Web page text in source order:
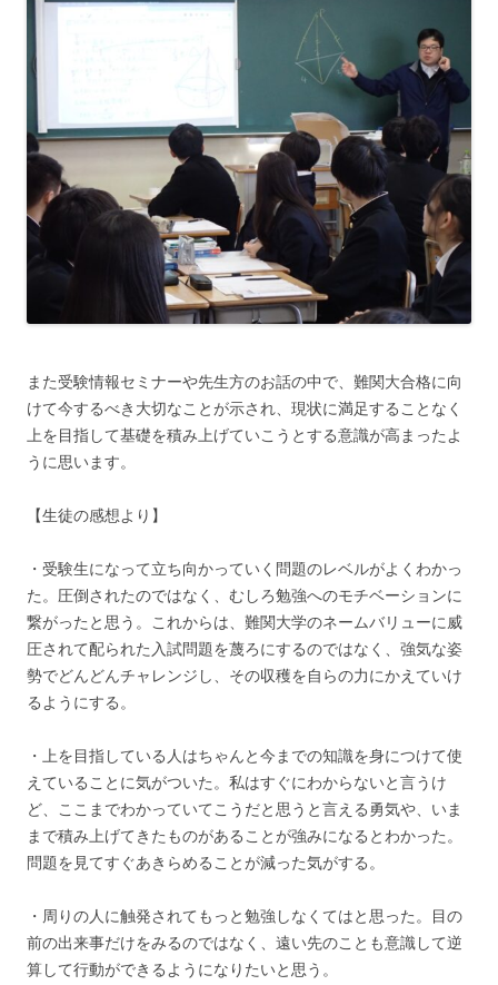
また受験情報セミナーや先生方のお話の中で、難関大合格に向
けて今するべき大切なことが示され、現状に満足することなく
上を目指して基礎を積み上げていこうとする意識が高まったよ
うに思います。
【生徒の感想より】
・受験生になって立ち向かっていく問題のレベルがよくわかっ
た。圧倒されたのではなく、むしろ勉強へのモチベーションに
繋がったと思う。これからは、難関大学のネームバリューに威
圧されて配られた入試問題を蔑ろにするのではなく、強気な姿
勢でどんどんチャレンジし、その収穫を自らの力にかえていけ
るようにする。
・上を目指している人はちゃんと今までの知識を身につけて使
えていることに気がついた。私はすぐにわからないと言うけ
ど、ここまでわかっていてこうだと思うと言える勇気や、いま
まで積み上げてきたものがあることが強みになるとわかった。
問題を見てすぐあきらめることが減った気がする。
・周りの人に触発されてもっと勉強しなくてはと思った。目の
前の出来事だけをみるのではなく、遠い先のことも意識して逆
算して行動ができるようになりたいと思う。